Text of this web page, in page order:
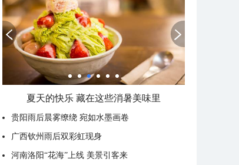
夏天的快乐 藏在这些消暑美味里
贵阳雨后晨雾缭绕 宛如水墨画卷
广西钦州雨后双彩虹现身
河南洛阳“花海”上线 美景引客来